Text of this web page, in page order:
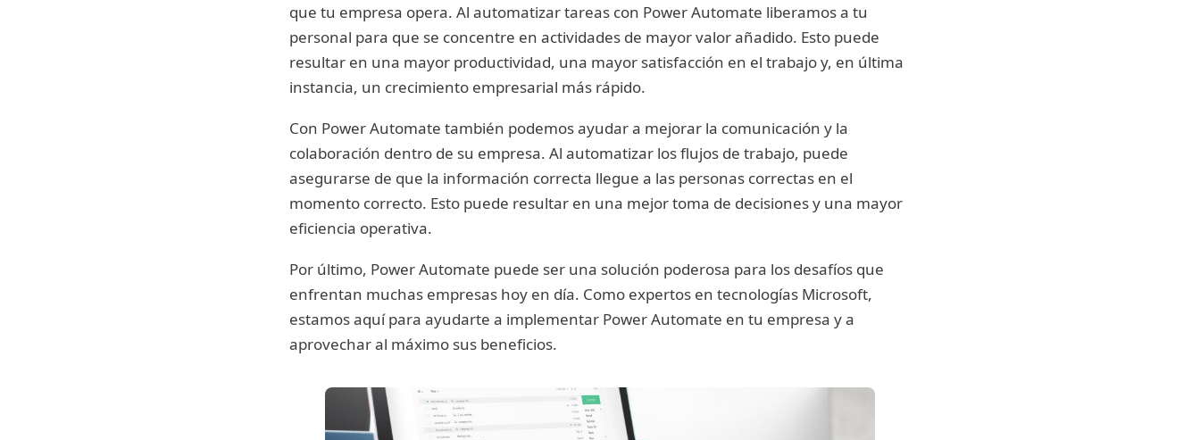
que tu empresa opera. Al automatizar tareas con Power Automate liberamos a tu
personal para que se concentre en actividades de mayor valor añadido. Esto puede
resultar en una mayor productividad, una mayor satisfacción en el trabajo y, en última
instancia, un crecimiento empresarial más rápido.
Con Power Automate también podemos ayudar a mejorar la comunicación y la
colaboración dentro de su empresa. Al automatizar los flujos de trabajo, puede
asegurarse de que la información correcta llegue a las personas correctas en el
momento correcto. Esto puede resultar en una mejor toma de decisiones y una mayor
eficiencia operativa.
Por último, Power Automate puede ser una solución poderosa para los desafíos que
enfrentan muchas empresas hoy en día. Como expertos en tecnologías Microsoft,
estamos aquí para ayudarte a implementar Power Automate en tu empresa y a
aprovechar al máximo sus beneficios.